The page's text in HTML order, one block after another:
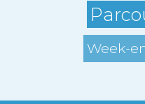
Week-